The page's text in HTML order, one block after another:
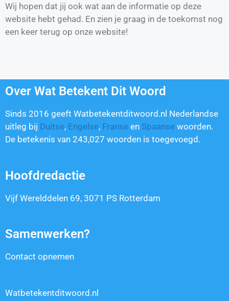
Wij hopen dat jij ook wat aan de informatie op deze
website hebt gehad. En zien je graag in de toekomst nog
een keer terug op onze website!
Over Wat Betekent Dit Woord
Sinds 2016 geeft Watbetekentditwoord.nl Nederlandse
uitleg bij Duitse, Engelse, Franse en Spaanse woorden.
De betekenis van 243,027 woorden is toegevoegd.
Hoofdredactie
Vijf Werelddelen 69, 3071 PS Rotterdam
Samenwerken?
Contact opnemen
Watbetekentditwoord.nl